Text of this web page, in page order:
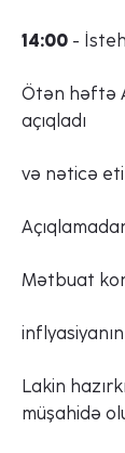
14:00 -
Ötən həftə
açıqladı
və nəticə
Mətbuat
Lakin
müşahidə